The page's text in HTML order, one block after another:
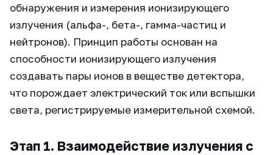
обнаружения и измерения ионизирующего
излучения (альфа-, бета-, гамма-частиц и
нейтронов). Принцип работы основан на
способности ионизирующего излучения
создавать пары ионов в веществе детектора,
что порождает электрический ток или вспышки
света, регистрируемые измерительной схемой.
Этап 1. Взаимодействие излучения с